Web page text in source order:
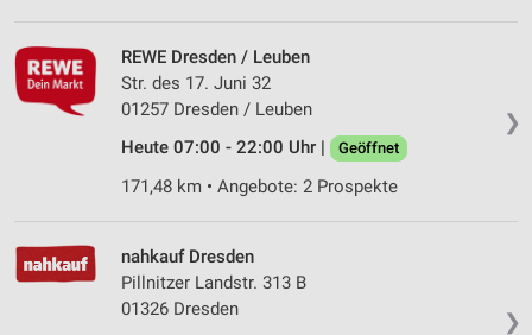
❯
REWE Dresden / Leuben
Str. des 17. Juni 32
01257 Dresden / Leuben
Heute 07:00 - 22:00 Uhr |
Geöffnet
171,48 km • Angebote: 2 Prospekte
❯
nahkauf Dresden
Pillnitzer Landstr. 313 B
01326 Dresden